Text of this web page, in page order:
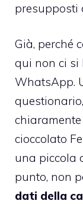
presupposti
Già, perché
qui non ci
WhatsApp.
chiaramente
cioccolato
una piccola
punto, non
dati della